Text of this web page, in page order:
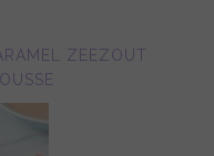
ZEEZOUT